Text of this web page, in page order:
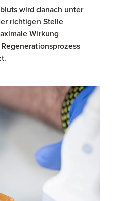
wird danach unter
richtigen Stelle
Wirkung